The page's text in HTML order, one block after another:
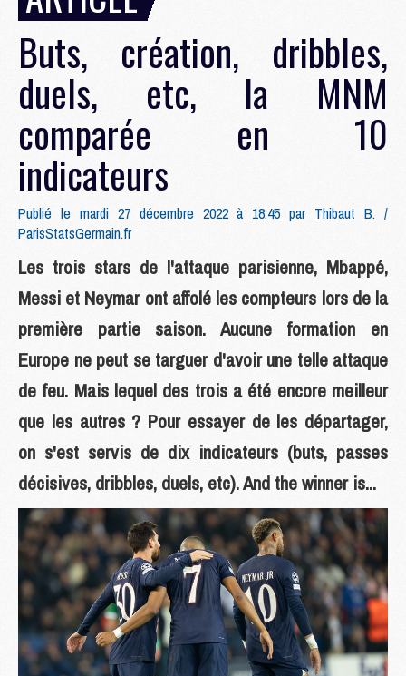
Buts, création, dribbles,
duels, etc, la MNM
comparée en 10
indicateurs
Publié le mardi 27 décembre 2022 à 18:45 par Thibaut B. /
ParisStatsGermain.fr
Les trois stars de l'attaque parisienne, Mbappé,
Messi et Neymar ont affolé les compteurs lors de la
première partie saison. Aucune formation en
Europe ne peut se targuer d'avoir une telle attaque
de feu. Mais lequel des trois a été encore meilleur
que les autres ? Pour essayer de les départager,
on s'est servis de dix indicateurs (buts, passes
décisives, dribbles, duels, etc). And the winner is...